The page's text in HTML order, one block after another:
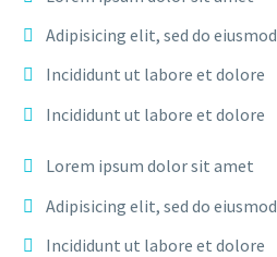
Adipisicing elit, sed do eiusmod
Incididunt ut labore et dolore
Incididunt ut labore et dolore
Lorem ipsum dolor sit amet
Adipisicing elit, sed do eiusmod
Incididunt ut labore et dolore